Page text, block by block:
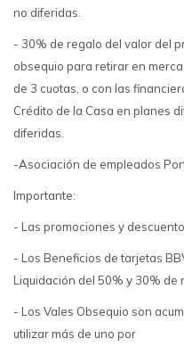
no diferidas.
- 30% de regalo del valor del
obsequio para retirar en
de 3 cuotas, o con las
Crédito de la Casa en planes
diferidas.
-Asociación de empleados
Importante:
- Las promociones y
- Los Beneficios de tarjetas
Liquidación del 50% y 30% de
- Los Vales Obsequio son
utilizar más de uno por